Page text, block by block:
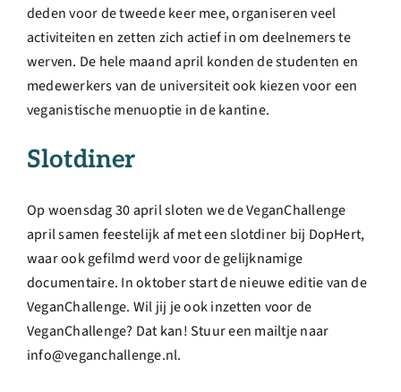
deden voor de tweede keer mee, organiseren veel
activiteiten en zetten zich actief in om deelnemers te
werven. De hele maand april konden de studenten en
medewerkers van de universiteit ook kiezen voor een
veganistische menuoptie in de kantine.
Slotdiner
Op woensdag 30 april sloten we de VeganChallenge
april samen feestelijk af met een slotdiner bij DopHert,
waar ook gefilmd werd voor de gelijknamige
documentaire. In oktober start de nieuwe editie van de
VeganChallenge. Wil jij je ook inzetten voor de
VeganChallenge? Dat kan! Stuur een mailtje naar
info@veganchallenge.nl.